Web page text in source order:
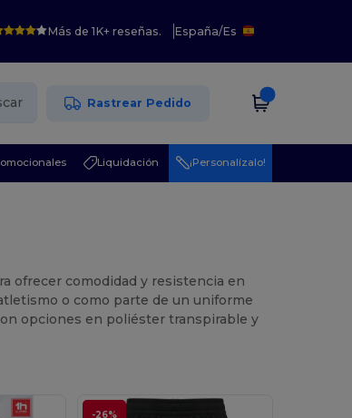
Más de 1K+ reseñas. España/Es
Rastrear Pedido
Liquidación ¡Personalízalo!
ofrecer comodidad y resistencia en
o como parte de un uniforme
opciones en poliéster transpirable y
-26%